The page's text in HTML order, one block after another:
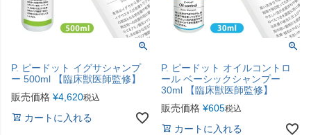
P. ピードット イグサシャンプ
ー 500ml 【臨床獣医師監修】
販売価格 ¥4,620税込
カートに入れる
P. ピードット オイルコントロ
ール ベーシックシャンプー
30ml 【臨床獣医師監修】
販売価格 ¥605税込
カートに入れる